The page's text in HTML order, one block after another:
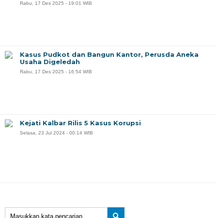
Rabu, 17 Des 2025 - 19:01 WIB
Kasus Pudkot dan Bangun Kantor, Perusda Aneka
Usaha Digeledah
Rabu, 17 Des 2025 - 16:54 WIB
Kejati Kalbar Rilis 5 Kasus Korupsi
Selasa, 23 Jul 2024 - 00:14 WIB